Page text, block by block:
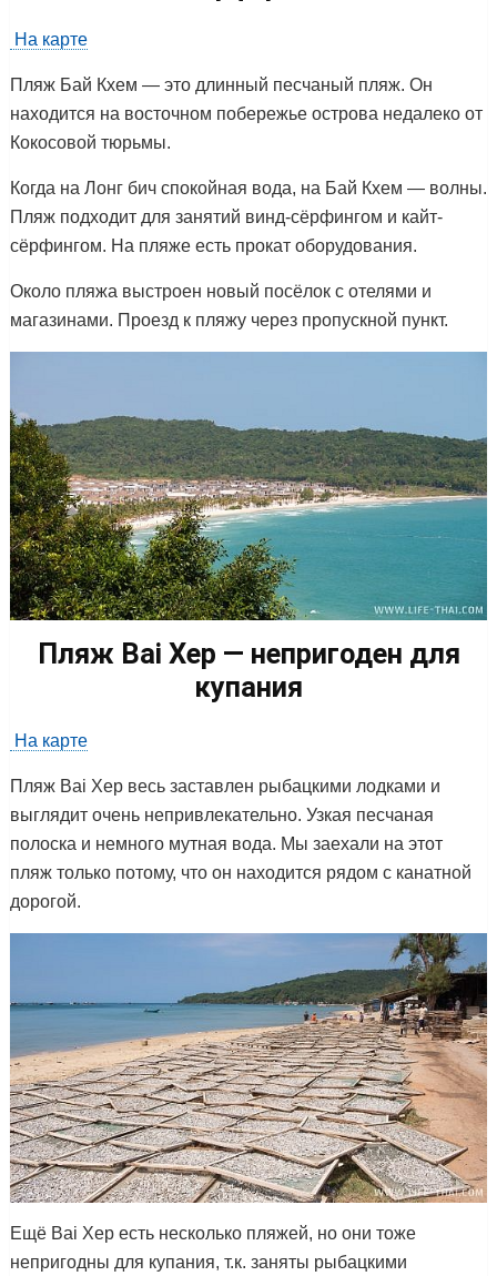
На карте
Пляж Бай Кхем — это длинный песчаный пляж. Он
находится на восточном побережье острова недалеко от
Кокосовой тюрьмы.
Когда на Лонг бич спокойная вода, на Бай Кхем — волны.
Пляж подходит для занятий винд-сёрфингом и кайт-
сёрфингом. На пляже есть прокат оборудования.
Около пляжа выстроен новый посёлок с отелями и
магазинами. Проезд к пляжу через пропускной пункт.
Пляж Bai Xep — непригоден для
купания
На карте
Пляж Bai Xep весь заставлен рыбацкими лодками и
выглядит очень непривлекательно. Узкая песчаная
полоска и немного мутная вода. Мы заехали на этот
пляж только потому, что он находится рядом с канатной
дорогой.
Ещё Bai Xep есть несколько пляжей, но они тоже
непригодны для купания, т.к. заняты рыбацкими